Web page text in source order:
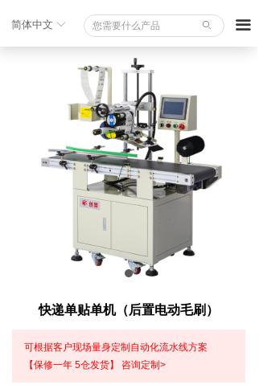
ꄙ 끀
ꀅ
简体中文
可根据客户现场量身定制自动化流水线方案
【保修一年 5仓发货】 咨询定制>
快递单贴单机（后置电动毛刷）